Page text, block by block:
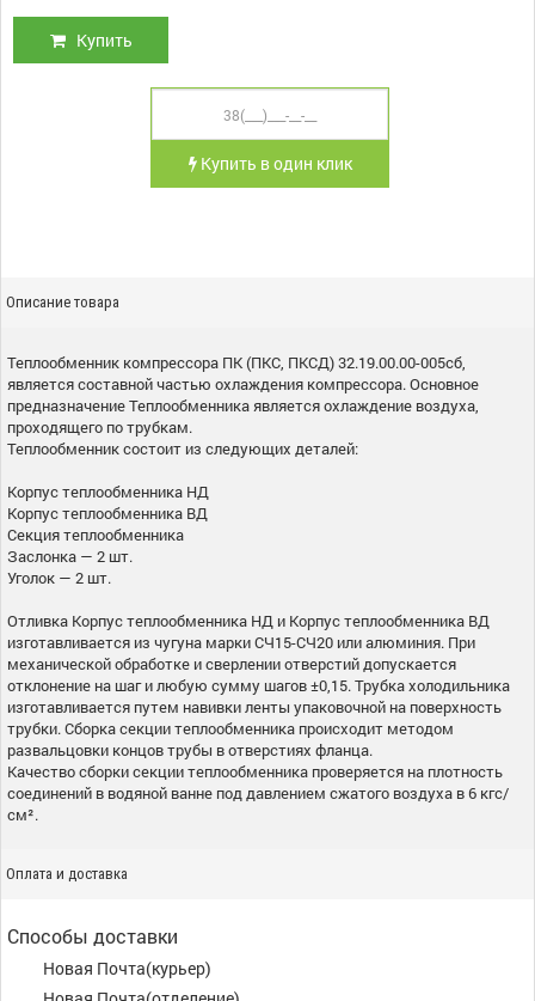
Купить
Купить в один клик
Описание товара
Теплообменник компрессора ПК (ПКС, ПКСД) 32.19.00.00-005сб,
является составной частью охлаждения компрессора. Основное
предназначение Теплообменника является охлаждение воздуха,
проходящего по трубкам.
Теплообменник состоит из следующих деталей:
Корпус теплообменника НД
Корпус теплообменника ВД
Секция теплообменника
Заслонка — 2 шт.
Уголок — 2 шт.
Отливка Корпус теплообменника НД и Корпус теплообменника ВД
изготавливается из чугуна марки СЧ15-СЧ20 или алюминия. При
механической обработке и сверлении отверстий допускается
отклонение на шаг и любую сумму шагов ±0,15. Трубка холодильника
изготавливается путем навивки ленты упаковочной на поверхность
трубки. Сборка секции теплообменника происходит методом
развальцовки концов трубы в отверстиях фланца.
Качество сборки секции теплообменника проверяется на плотность
соединений в водяной ванне под давлением сжатого воздуха в 6 кгс/
см².
Оплата и доставка
Способы доставки
Новая Почта(курьер)